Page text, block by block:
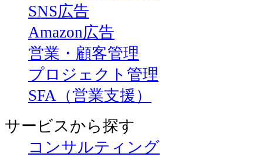
SNS広告
Amazon広告
営業・顧客管理
プロジェクト管理
SFA（営業支援）
サービスから探す
コンサルティング